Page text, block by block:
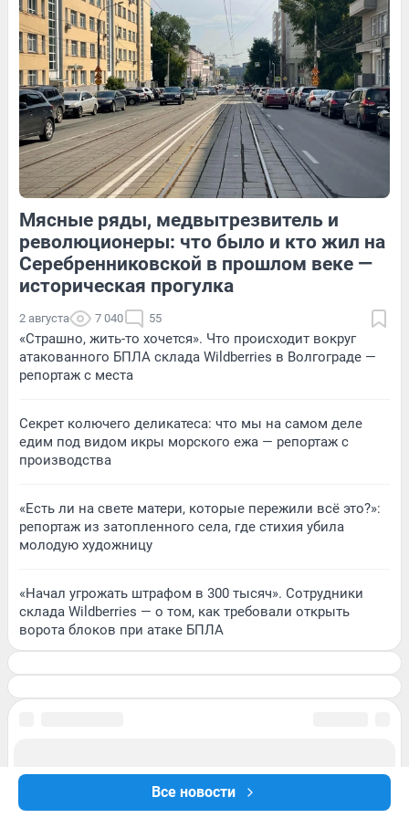
Все новости
264 2 55 Обсудить
13 Обсудить 359 Обсудить
Мясные ряды, медвытрезвитель и
революционеры: что было и кто жил на
Серебренниковской в прошлом веке —
историческая прогулка
2 августа 7 040 55
«Страшно, жить-то хочется». Что происходит вокруг
атакованного БПЛА склада Wildberries в Волгограде —
репортаж с места
Секрет колючего деликатеса: что мы на самом деле
едим под видом икры морского ежа — репортаж с
производства
«Есть ли на свете матери, которые пережили всё это?»:
репортаж из затопленного села, где стихия убила
молодую художницу
«Начал угрожать штрафом в 300 тысяч». Сотрудники
склада Wildberries — о том, как требовали открыть
ворота блоков при атаке БПЛА